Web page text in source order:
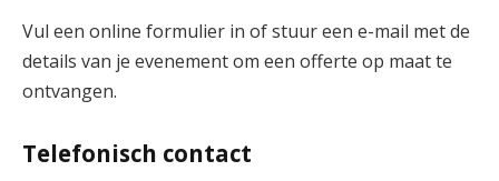
Vul een online formulier in of stuur een e-mail met de
details van je evenement om een offerte op maat te
ontvangen.
Telefonisch contact